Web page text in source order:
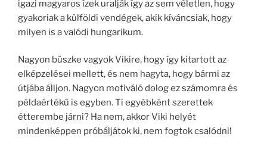
igazi magyaros ízek uralják így az sem véletlen, hogy
gyakoriak a külföldi vendégek, akik kíváncsiak, hogy
milyen is a valódi hungarikum.
Nagyon büszke vagyok Vikire, hogy így kitartott az
elképzelései mellett, és nem hagyta, hogy bármi az
útjába álljon. Nagyon motiváló dolog ez számomra és
példaértékű is egyben. Ti egyébként szerettek
étterembe járni? Ha nem, akkor Viki helyét
mindenképpen próbáljátok ki, nem fogtok csalódni!